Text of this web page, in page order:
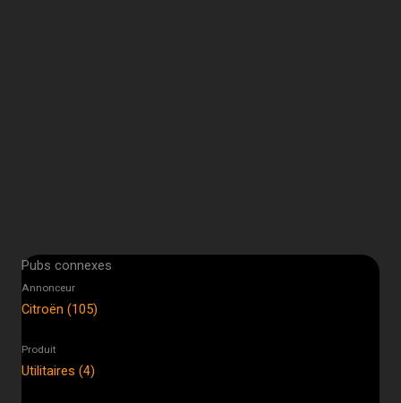
Pubs connexes
Annonceur
Citroën (105)
Produit
Utilitaires (4)